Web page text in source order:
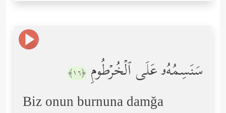
سَنَسِمُهُۥ عَلَى ٱلۡخُرۡطُومِ ﴿١٦﴾
Biz onun burnuna damğa